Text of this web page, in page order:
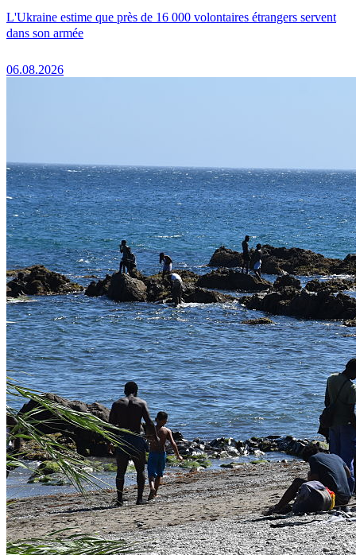
L'Ukraine estime que près de 16 000 volontaires étrangers servent
dans son armée
06.08.2026